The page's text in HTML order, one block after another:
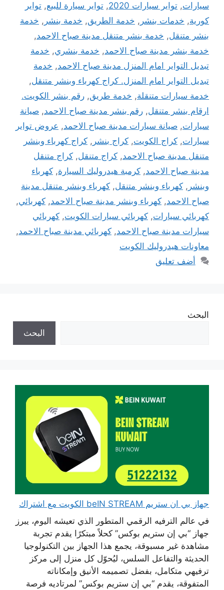
سيارات, تواير سيارات 2020 , تواير سيارة للبيع, تواير
كورية, خدمات بنشر , خدمة الطريق, خدمة بنشر , خدمة
بنشر متنقل, خدمة بنشر متنقل مدينة صباح الاحمد,
خدمة بنشر مدينة صباح الاحمد, خدمة بنشري, خدمة
تبديل التواير امام المنزل مدينة صباح الاحمد, خدمة
تبديل التواير امام المنزل. كراج كهرباء وبنشر متنقل,
خدمة سيارات متنقلة, خدمة طريق, رقم بنشر الكويت.
ارقام بنشر متنقل, رقم بنشر مدينة صباح الاحمد, صيانة
سيارات, صيانة سيارات مدينة صباح الاحمد, عروض تواير
سيارات, كراج الكويت, كراج بنشر , كراج كهرباء وبنشر
متنقل مدينة صباح الاحمد, كراج متنقل, كراج متنقل
مدينة صباح الاحمد, كرمبة هيدروليك السيارة, كهرباء
وبنشر , كهرباء وبنشر متنقل, كهرباء وبنشر متنقل مدينة
صباح الاحمد, كهرباء وبنشر مدينة صباح الاحمد, كهربائي,
كهربائي سيارات, كهربائي سيارات الكويت, كهربائي
سيارات مدينة صباح الاحمد, كهربائي مدينة صباح الاحمد,
معاونات هيدروليك الكويت
أضف تعليق
البحث
البحث
جهاز بي ان ستريم beIN STREAM الكويت مع اشتراك
في عالم الترفيه الرقمي المتطور الذي تعيشه اليوم، يبرز
جهاز “بي إن ستريم بوكس” كحلاً مبتكرًا يقدم تجربة
مشاهدة غير مسبوقة، يجمع هذا الجهاز بين التكنولوجيا
الحديثة والتفاعل السلس، ليُحوّل كل منزل إلى مركز
ترفيهي متكامل، بفضل تصميمه الأنيق وإمكاناته
المتفوقة، يقدم “بي إن ستريم بوكس” لمرتاديه فرصة